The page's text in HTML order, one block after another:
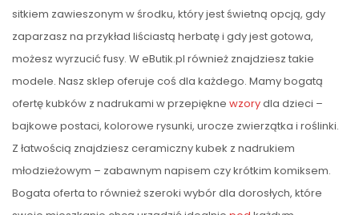
sitkiem zawieszonym w środku, który jest świetną opcją, gdy
zaparzasz na przykład liściastą herbatę i gdy jest gotowa,
możesz wyrzucić fusy. W eButik.pl również znajdziesz takie
modele. Nasz sklep oferuje coś dla każdego. Mamy bogatą
ofertę kubków z nadrukami w przepiękne wzorydla dzieci –
bajkowe postaci, kolorowe rysunki, urocze zwierzątka i roślinki.
Z łatwością znajdziesz ceramiczny kubek z nadrukiem
młodzieżowym – zabawnym napisem czy krótkim komiksem.
Bogata oferta to również szeroki wybór dla dorosłych, które